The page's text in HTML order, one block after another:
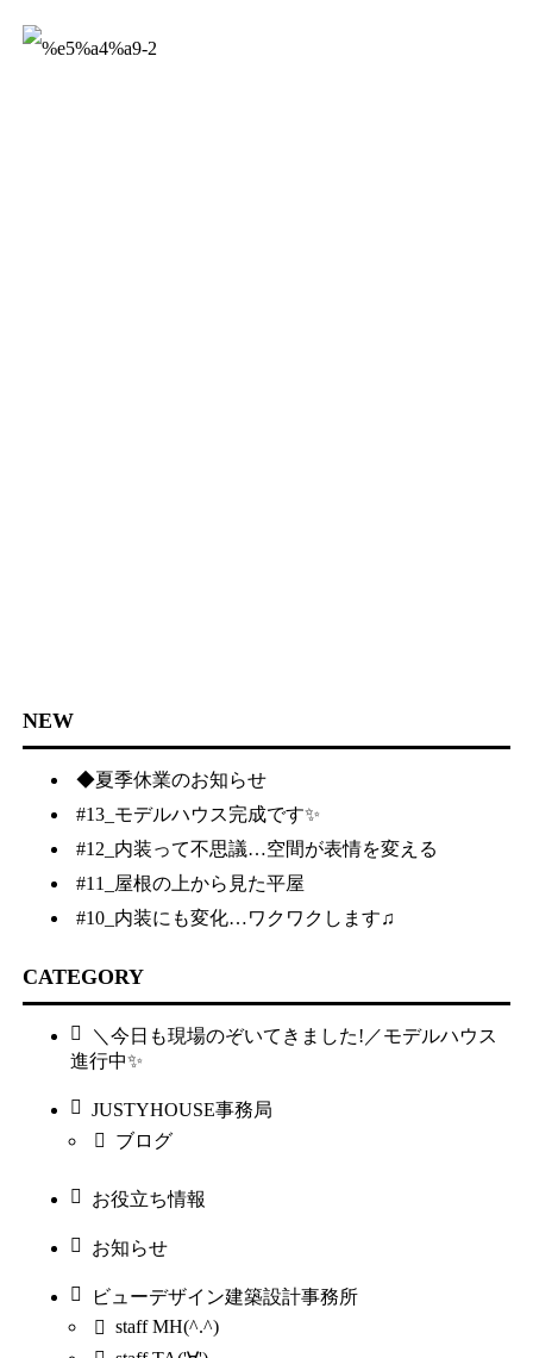
NEW
◆夏季休業のお知らせ
#13_モデルハウス完成です✨
#12_内装って不思議…空間が表情を変える
#11_屋根の上から見た平屋
#10_内装にも変化…ワクワクします♫
CATEGORY
＼今日も現場のぞいてきました!／モデルハウス
進行中✨
JUSTYHOUSE事務局
ブログ
お役立ち情報
お知らせ
ビューデザイン建築設計事務所
staff MH(^.^)